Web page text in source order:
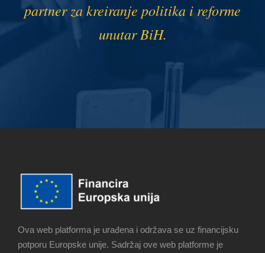
partner za kreiranje politika i reforme
unutar BiH.
Ova web platforma je urađena i održava se uz financijsku
potporu Europske unije. Sadržaj ove web platforme je